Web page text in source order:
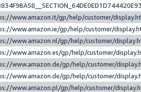
www.amazon.it/gp/help/customer/
www.amazon.ie/gp/help/customer/
www.amazon.nl/gp/help/customer/
www.amazon.es/gp/help/customer/
www.amazon.de/gp/help/customer/
www.amazon.de/gp/help/customer/
www.amazon.pl/gp/help/customer/